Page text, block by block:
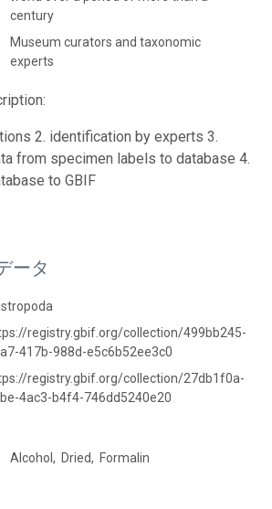
century
Museum curators and taxonomic
experts
2. identification by experts 3.
from specimen labels to database 4.
to GBIF
ータ
registry.gbif.org/collection/499bb245-
417b-988d-e5c6b52ee3c0
registry.gbif.org/collection/27db1f0a-
4ac3-b4f4-746dd5240e20
Alcohol, Dried, Formalin